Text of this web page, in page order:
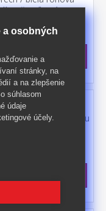
a šatníková
biela
/ biela výška sedu
matraca 160 ×
nie je v cene, k
a osobných
a
stránky, na
a na zlepšenie
súhlasom
údaje
účely.